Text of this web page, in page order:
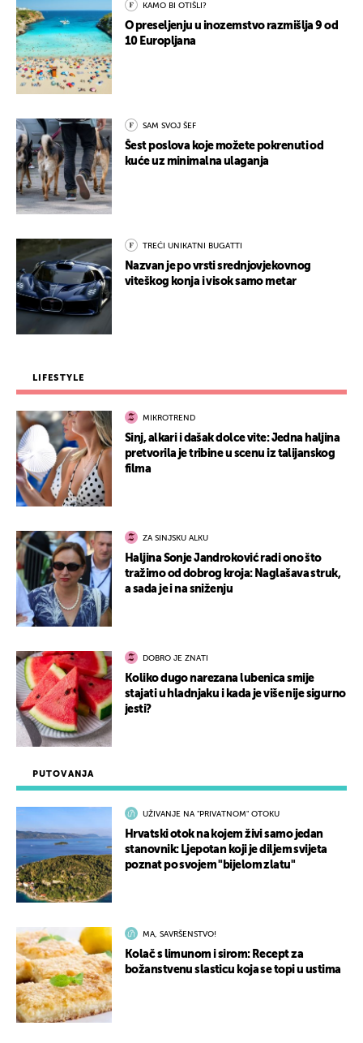
PUTOVANJA
UŽIVANJE NA "PRIVATNOM" OTOKU
Hrvatski otok na kojem živi samo jedan
stanovnik: Ljepotan koji je diljem svijeta
poznat po svojem "bijelom zlatu"
MA, SAVRŠENSTVO!
Kolač s limunom i sirom: Recept za
božanstvenu slasticu koja se topi u ustima
KAMO BI OTIŠLI?
O preseljenju u inozemstvo razmišlja 9 od
10 Europljana
SAM SVOJ ŠEF
Šest poslova koje možete pokrenuti od
kuće uz minimalna ulaganja
TREĆI UNIKATNI BUGATTI
Nazvan je po vrsti srednjovjekovnog
viteškog konja i visok samo metar
LIFESTYLE
MIKROTREND
Sinj, alkari i dašak dolce vite: Jedna haljina
pretvorila je tribine u scenu iz talijanskog
filma
ZA SINJSKU ALKU
Haljina Sonje Jandroković radi ono što
tražimo od dobrog kroja: Naglašava struk,
a sada je i na sniženju
DOBRO JE ZNATI
Koliko dugo narezana lubenica smije
stajati u hladnjaku i kada je više nije sigurno
jesti?